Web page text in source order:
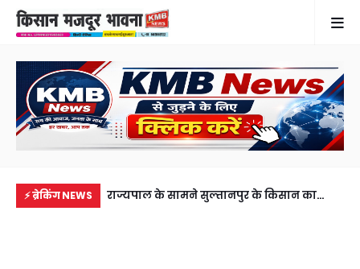
⚡ ब्रेकिंग NEWS
में से नहीं पहुंची एक
राज्यपाल के सामने सुल्तानपुर के किसान का